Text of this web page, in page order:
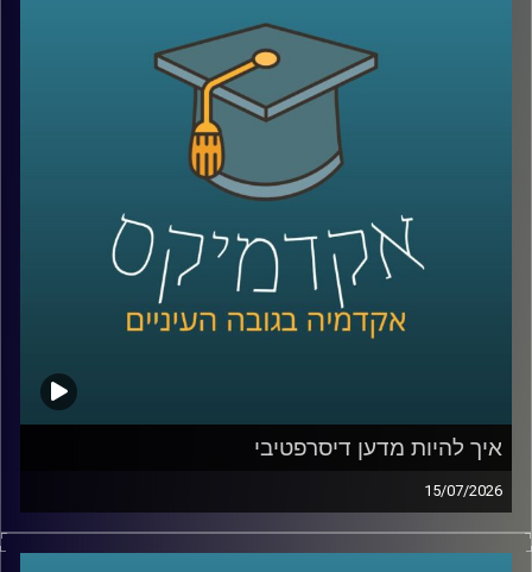
ובמקרים מסוימים אפילו מסוגלים לבצע חלק מהמשימות
שלהם באופן עצמאי.
ככל שהמערכות האלה הופכות לחכמות יותר, עולה שאלה
הרבה יותר גדולה מרק מה הטכנולוגיה יודעת לעשות: האם
אנחנו יכולים לסמוך עליה? מתי אדם צריך לקבל את ההחלטה,
ומתי אפשר לתת למכונה לעשות את זה? ואם היא טועה, מי
על כל אלו נדבר עם ד״ר אביב בר זוהר, דוקטור למשפטים
בנושא חוקיות רחפנים אוטונומיים קטלניים ומשמעות
מעורבות האדם בחוג ההפעלה.
קרדיט תמונות:AudioVersity
איך להיות מדען דיסרפטיבי
15/07/2026
הרבה מההמצאות שאנחנו מכירים התחילו בכלל מטעות.
פניצילין שנולד מצלחת פטרי שהתמלאה עובש, פוסט־איט